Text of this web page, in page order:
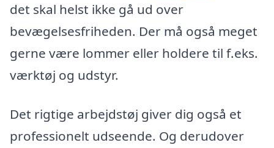
det skal helst ikke gå ud over
bevægelsesfriheden. Der må også meget
gerne være lommer eller holdere til f.eks.
værktøj og udstyr.
Det rigtige arbejdstøj giver dig også et
professionelt udseende. Og derudover